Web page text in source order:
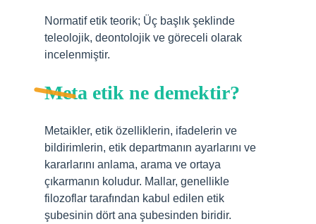
Normatif etik teorik; Üç başlık şeklinde
teleolojik, deontolojik ve göreceli olarak
incelenmiştir.
Meta etik ne demektir?
Metaikler, etik özelliklerin, ifadelerin ve
bildirimlerin, etik departmanın ayarlarını ve
kararlarını anlama, arama ve ortaya
çıkarmanın koludur. Mallar, genellikle
filozoflar tarafından kabul edilen etik
şubesinin dört ana şubesinden biridir.